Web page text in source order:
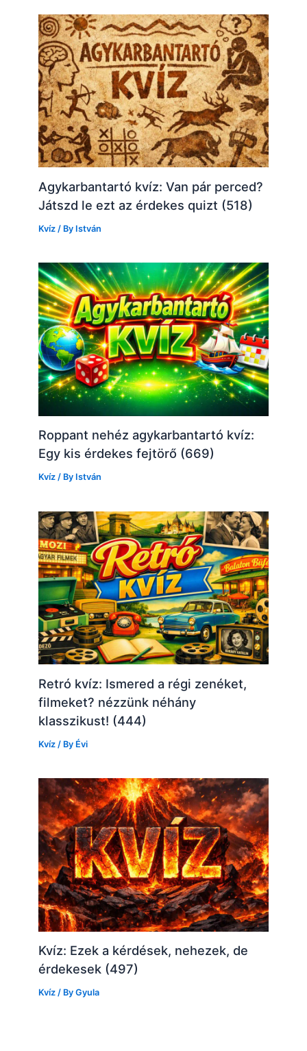
Agykarbantartó kvíz: Van pár perced?
Játszd le ezt az érdekes quizt (518)
Kvíz / By István
Roppant nehéz agykarbantartó kvíz:
Egy kis érdekes fejtörő (669)
Kvíz / By István
Retró kvíz: Ismered a régi zenéket,
filmeket? nézzünk néhány
klasszikust! (444)
Kvíz / By Évi
Kvíz: Ezek a kérdések, nehezek, de
érdekesek (497)
Kvíz / ByGyula